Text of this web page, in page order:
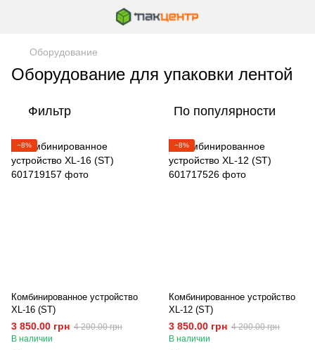
Оборудование
Оборудование для упаковки лентой
Фильтр По популярности
−8%
Комбинированное устройство
XL-16 (ST)
3 850.00 грн 4 200.00 грн
В наличии
−8%
Комбинированное устройство
XL-12 (ST)
3 850.00 грн 4 200.00 грн
В наличии